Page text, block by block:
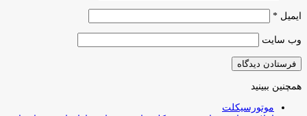
ایمیل *
وب‌ سایت
همچنین ببینید
موتورسیکلت